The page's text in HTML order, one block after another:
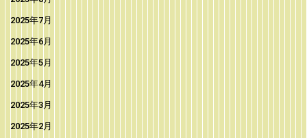
2025年7月
2025年6月
2025年5月
2025年4月
2025年3月
2025年2月